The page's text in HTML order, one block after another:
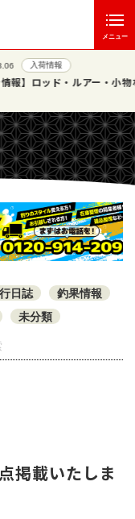
メニュー
など 30点掲載いたしま
日誌
釣果情報
未分類
掲載いたしま